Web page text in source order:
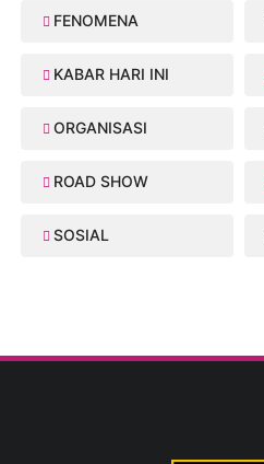
FENOMENA
KABAR HARI INI
ORGANISASI
ROAD SHOW
SOSIAL